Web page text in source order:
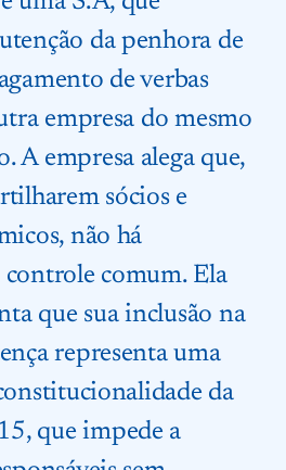
da penhora de
de verbas
empresa do mesmo
A empresa alega que,
sócios e
não há
comum. Ela
que sua inclusão na
representa uma
da
que impede a